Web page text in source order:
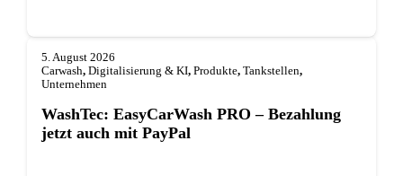
5. August 2026
Carwash, Digitalisierung & KI, Produkte, Tankstellen,
Unternehmen
WashTec: EasyCarWash PRO – Bezahlung
jetzt auch mit PayPal